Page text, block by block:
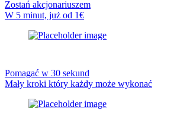
Zostań akcjonariuszem
W 5 minut, już od 1€
Pomagać w 30 sekund
Mały kroki który każdy może wykonać